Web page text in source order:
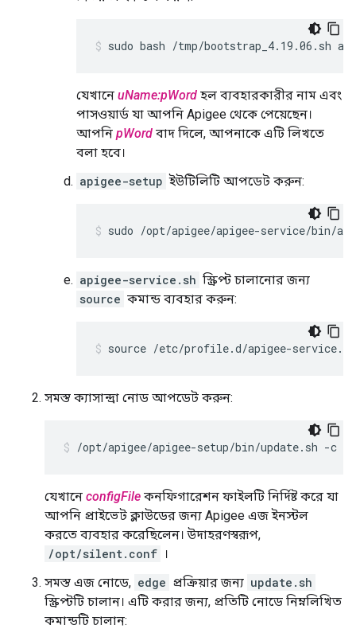
sudo bash /tmp/bootstrap_4.19.06.sh
যেখানে uName:pWord হল ব্যবহারকারীর নাম এবং
পাসওয়ার্ড যা আপনি Apigee থেকে পেয়েছেন।
আপনি pWord বাদ দিলে, আপনাকে এটি লিখতে
বলা হবে।
apigee-setup ইউটিলিটি আপডেট করুন:
sudo /opt/apigee/apigee-service/bin/
apigee-service.sh স্ক্রিপ্ট চালানোর জন্য
source কমান্ড ব্যবহার করুন:
source /etc/profile.d/apigee-service.sh
সমস্ত ক্যাসান্দ্রা নোড আপডেট করুন:
/opt/apigee/apigee-setup/bin/update.sh -c
যেখানে configFile কনফিগারেশন ফাইলটি নির্দিষ্ট করে যা
আপনি প্রাইভেট ক্লাউডের জন্য Apigee এজ ইনস্টল
করতে ব্যবহার করেছিলেন। উদাহরণস্বরূপ,
/opt/silent.conf ।
সমস্ত এজ নোডে, edge প্রক্রিয়ার জন্য update.sh
স্ক্রিপ্টটি চালান। এটি করার জন্য, প্রতিটি নোডে নিম্নলিখিত
কমান্ডটি চালান: